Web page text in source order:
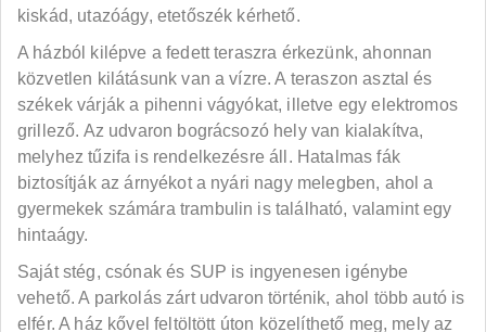
kiskád, utazóágy, etetőszék kérhető.
A házból kilépve a fedett teraszra érkezünk, ahonnan
közvetlen kilátásunk van a vízre. A teraszon asztal és
székek várják a pihenni vágyókat, illetve egy elektromos
grillező. Az udvaron bográcsozó hely van kialakítva,
melyhez tűzifa is rendelkezésre áll. Hatalmas fák
biztosítják az árnyékot a nyári nagy melegben, ahol a
gyermekek számára trambulin is található, valamint egy
hintaágy.
Saját stég, csónak és SUP is ingyenesen igénybe
vehető. A parkolás zárt udvaron történik, ahol több autó is
elfér. A ház kővel feltöltött úton közelíthető meg, mely az